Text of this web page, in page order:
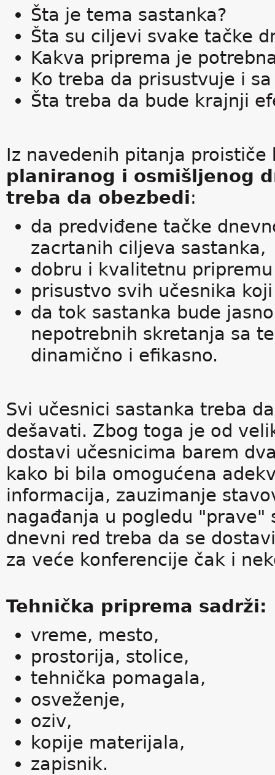
Šta je tema sastanka?
Šta su ciljevi svake tačke
Kakva priprema je
Ko treba da prisustvuje i
Šta treba da bude krajnji
Iz navedenih pitanja proističe
planiranog i osmišljenog
treba da obezbedi:
da predviđene tačke
zacrtanih ciljeva sastanka,
dobru i kvalitetnu
prisustvo svih učesnika
da tok sastanka bude
nepotrebnih skretanja sa
dinamično i efikasno.
Svi učesnici sastanka treba
dešavati. Zbog toga je od
dostavi učesnicima barem
kako bi bila omogućena
informacija, zauzimanje
nagađanja u pogledu "prave"
dnevni red treba da se
za veće konferencije čak i
Tehnička priprema sadrži:
vreme, mesto,
prostorija, stolice,
tehnička pomagala,
osveženje,
oziv,
kopije materijala,
zapisnik.